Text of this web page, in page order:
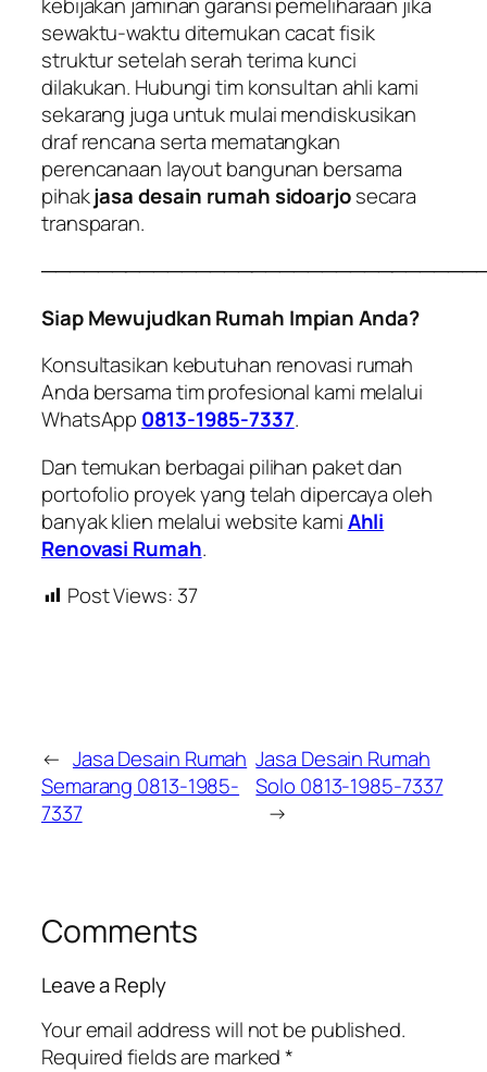
sewaktu-waktu ditemukan cacat fisik
struktur setelah serah terima kunci
dilakukan. Hubungi tim konsultan ahli kami
sekarang juga untuk mulai mendiskusikan
draf rencana serta mematangkan
perencanaan layout bangunan bersama
pihakjasa desain rumah sidoarjosecara
transparan.
Siap Mewujudkan Rumah Impian Anda?
Konsultasikan kebutuhan renovasi rumah
Anda bersama tim profesional kami melalui
WhatsApp 0813-1985-7337.
Dan temukan berbagai pilihan paket dan
portofolio proyek yang telah dipercaya oleh
banyak klien melalui website kamiAhli
Renovasi Rumah.
Post Views: 37
← Jasa Desain Rumah
Semarang 0813-1985-
7337
Jasa Desain Rumah
Solo 0813-1985-7337
→
Comments
Leave a Reply
Your email address will not be published.
Required fields are marked*